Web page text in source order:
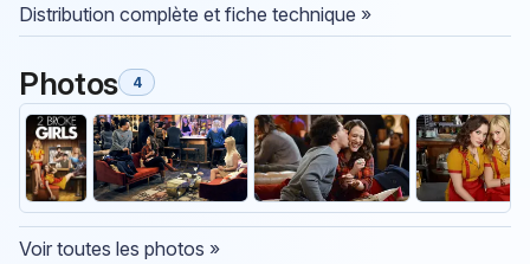
Distribution complète et fiche technique »
Photos 4
Voir toutes les photos »